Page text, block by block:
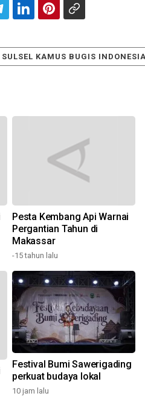
KAMUS BUGIS
Pesta Kembang Api Warnai
Pergantian Tahun di
Makassar
-15 tahun lalu
Festival Bumi Sawerigading
perkuat budaya lokal
10 jam lalu